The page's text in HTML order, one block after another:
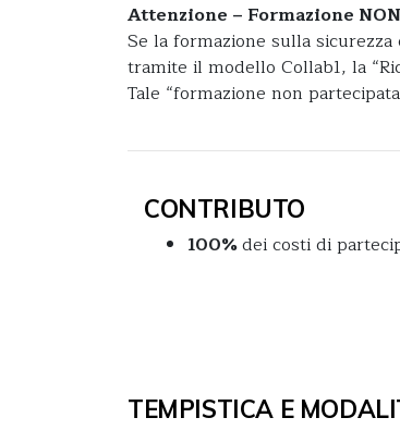
Attenzione – Formazione
Se la formazione sulla
tramite il modello Collab1, la
Tale “formazione non
CONTRIBUTO
100%dei costi di
TEMPISTICA E